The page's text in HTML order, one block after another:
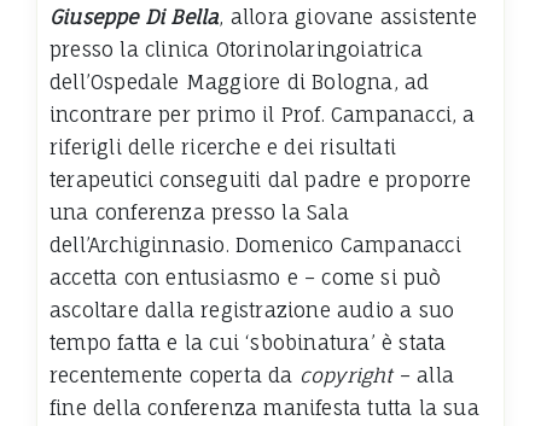
Giuseppe Di Bella, allora giovane assistente
presso la clinica Otorinolaringoiatrica
dell’Ospedale Maggiore di Bologna, ad
incontrare per primo il Prof. Campanacci, a
riferigli delle ricerche e dei risultati
terapeutici conseguiti dal padre e proporre
una conferenza presso la Sala
dell’Archiginnasio. Domenico Campanacci
accetta con entusiasmo e – come si può
ascoltare dalla registrazione audio a suo
tempo fatta e la cui ‘sbobinatura’ è stata
recentemente coperta da copyright – alla
fine della conferenza manifesta tutta la sua